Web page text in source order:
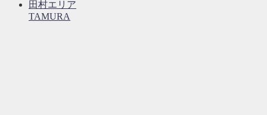
田村エリア
TAMURA